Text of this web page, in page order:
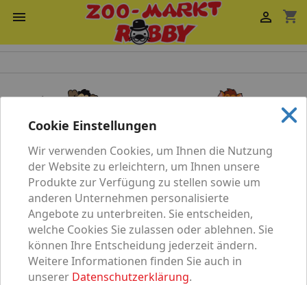
 shopping_cart

Hund Katze
Vögel Nagetier
Cookie Einstellungen
Wir verwenden Cookies, um Ihnen die Nutzung
der Website zu erleichtern, um Ihnen unsere
Produkte zur Verfügung zu stellen sowie um
anderen Unternehmen personalisierte
Angebote zu unterbreiten. Sie entscheiden,
welche Cookies Sie zulassen oder ablehnen. Sie
können Ihre Entscheidung jederzeit ändern.
Weitere Informationen finden Sie auch in
unserer Datenschutzerklärung.